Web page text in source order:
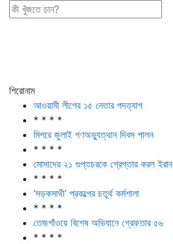
শিরোনাম
আওয়ামী লীগের ১৫ নেতার পদত্যাগ
* * * *
মিশরে জুলাই গণঅভ্যুত্থান দিবস পালন
* * * *
মোসাদের ২১ গুপ্তচরকে গ্রেপ্তার করল ইরান
* * * *
‘সড়কসাথী’ প্রকল্পের চতুর্থ কর্মশালা
* * * *
তেজগাঁওয়ে বিশেষ অভিযানে গ্রেফতার ৫৬
* * * *